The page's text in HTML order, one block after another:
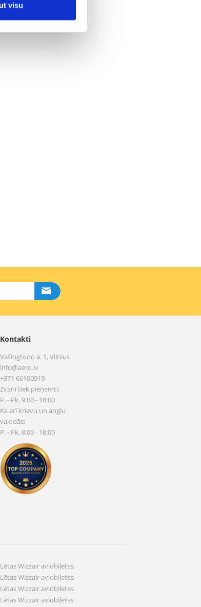
visu
Kontakti
Vašingtono a. 1, Vilnius
info@aero.lv
+371 66100919
Zvani tiek pieņemti:
P. - Pk. 9:00 - 18:00
Ka arī krievu un angļu
valodās:
P. - Pk. 8:00 - 18:00
Lētas Wizzair aviobiļetes
Lētas Wizzair aviobiļetes
Lētas Wizzair aviobiļetes
Lētas Wizzair aviobiļetes